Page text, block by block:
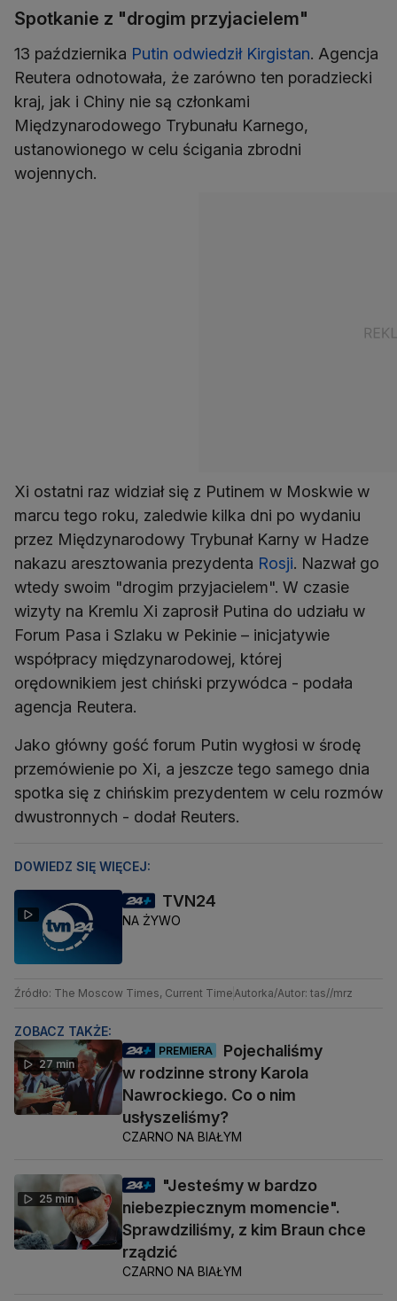
Spotkanie z "drogim przyjacielem"
13 października Putin odwiedził Kirgistan. Agencja
Reutera odnotowała, że zarówno ten poradziecki
kraj, jak i Chiny nie są członkami
Międzynarodowego Trybunału Karnego,
ustanowionego w celu ścigania zbrodni
wojennych.
Xi ostatni raz widział się z Putinem w Moskwie w
marcu tego roku, zaledwie kilka dni po wydaniu
przez Międzynarodowy Trybunał Karny w Hadze
nakazu aresztowania prezydenta Rosji. Nazwał go
wtedy swoim "drogim przyjacielem". W czasie
wizyty na Kremlu Xi zaprosił Putina do udziału w
Forum Pasa i Szlaku w Pekinie – inicjatywie
współpracy międzynarodowej, której
orędownikiem jest chiński przywódca - podała
agencja Reutera.
Jako główny gość forum Putin wygłosi w środę
przemówienie po Xi, a jeszcze tego samego dnia
spotka się z chińskim prezydentem w celu rozmów
dwustronnych - dodał Reuters.
DOWIEDZ SIĘ WIĘCEJ:
TVN24
NA ŻYWO
Źródło: The Moscow Times, Current TimeAutorka/Autor: tas//mrz
ZOBACZ TAKŻE:
27 min
PREMIERA
Pojechaliśmy
w rodzinne strony Karola
Nawrockiego. Co o nim
usłyszeliśmy?
CZARNO NA BIAŁYM
25 min
"Jesteśmy w bardzo
niebezpiecznym momencie".
Sprawdziliśmy, z kim Braun chce
rządzić
CZARNO NA BIAŁYM